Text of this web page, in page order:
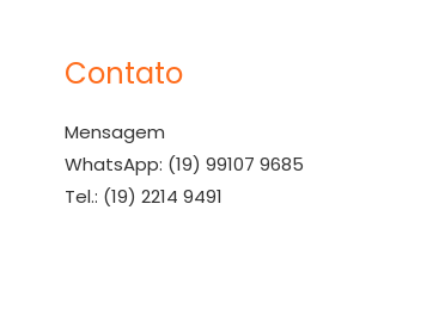
Contato
Mensagem
WhatsApp: (19) 99107 9685
Tel.: (19) 2214 9491